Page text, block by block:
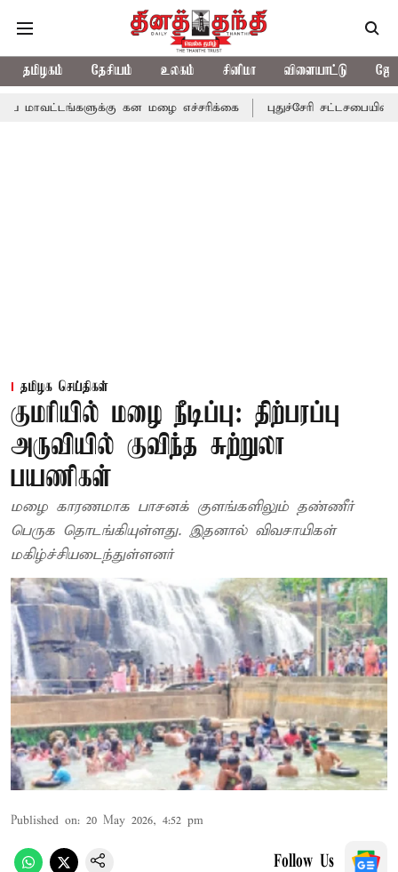
தமிழகம் தேசியம் உலகம் சினிமா விளையாட்டு
கன மழை எச்சரிக்கை புதுச்சேரி சட்டசபையில் வரும்
தமிழக செய்திகள்
குமரியில் மழை நீடிப்பு: திற்பரப்பு
அருவியில் குவிந்த சுற்றுலா
பயணிகள்
மழை காரணமாக பாசனக் குளங்களிலும் தண்ணீர்
பெருக தொடங்கியுள்ளது. இதனால் விவசாயிகள்
மகிழ்ச்சியடைந்துள்ளனர்
Published on: 20 May 2026, 4:52 pm
Follow Us